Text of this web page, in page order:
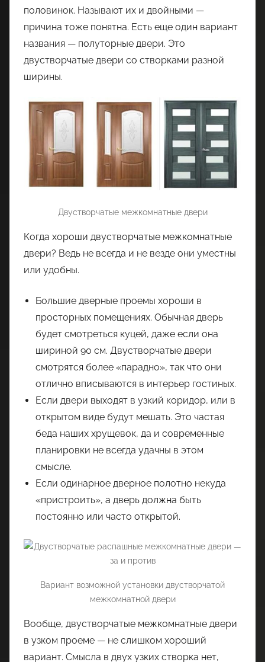
половинок. Называют их и двойными —
причина тоже понятна. Есть еще один вариант
названия — полуторные двери. Это
двустворчатые двери со створками разной
ширины.
Двустворчатые межкомнатные двери
Когда хороши двустворчатые межкомнатные
двери? Ведь не всегда и не везде они уместны
или удобны.
Большие дверные проемы хороши в
просторных помещениях. Обычная дверь
будет смотреться куцей, даже если она
шириной 90 см. Двустворчатые двери
смотрятся более «парадно», так что они
отлично вписываются в интерьер гостиных.
Если двери выходят в узкий коридор, или в
открытом виде будут мешать. Это частая
беда наших хрущевок, да и современные
планировки не всегда удачны в этом
смысле.
Если одинарное дверное полотно некуда
«пристроить», а дверь должна быть
постоянно или часто открытой.
Вариант возможной установки двустворчатой
межкомнатной двери
Вообще, двустворчатые межкомнатные двери
в узком проеме — не слишком хороший
вариант. Смысла в двух узких створка нет,